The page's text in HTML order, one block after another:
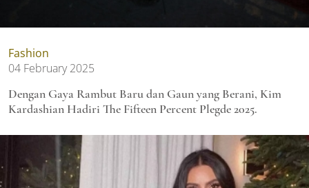
Fashion
04 February 2025
Dengan Gaya Rambut Baru dan Gaun yang Berani, Kim
Kardashian Hadiri The Fifteen Percent Plegde 2025.